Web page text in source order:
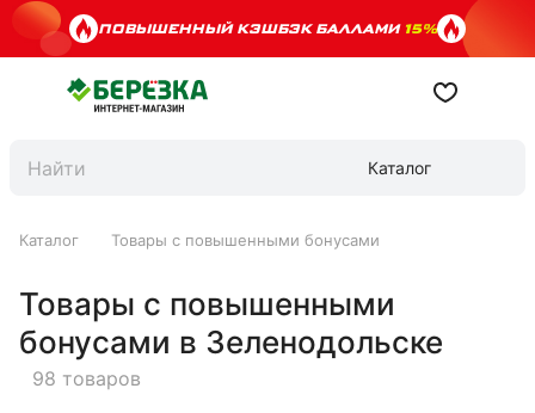
ПОВЫШЕННЫЙ КЭШБЭК БАЛЛАМИ15%
Каталог
Каталог Товары с повышенными бонусами
Товары с повышенными
бонусами в Зеленодольске
98 товаров